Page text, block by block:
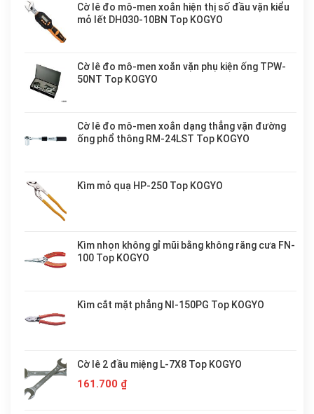
Cờ lê đo mô-men xoắn hiện thị số đầu vặn kiểu
mỏ lết DH030-10BN Top KOGYO
Cờ lê đo mô-men xoắn vặn phụ kiện ống TPW-
50NT Top KOGYO
Cờ lê đo mô-men xoắn dạng thẳng vặn đường
ống phổ thông RM-24LST Top KOGYO
Kìm mỏ quạ HP-250 Top KOGYO
Kìm nhọn không gỉ mũi bằng không răng cưa FN-
100 Top KOGYO
Kìm cắt mặt phẳng NI-150PG Top KOGYO
Cờ lê 2 đầu miệng L-7X8 Top KOGYO
161.700 ₫